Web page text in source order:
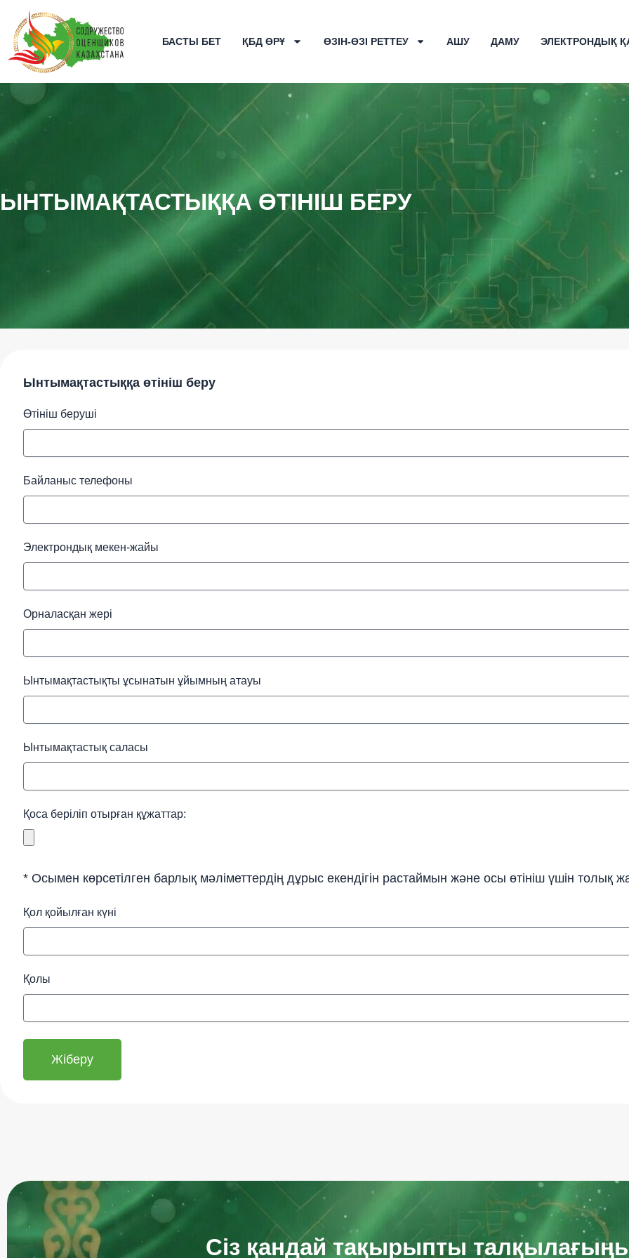
content
БАСТЫ БЕТ ҚБД ӨРҰ ӨЗІН-ӨЗІ РЕТТЕУ АШУ ДАМУ ЭЛЕКТРОНДЫҚ
ЫНТЫМАҚТАСТЫҚҚА ӨТІНІШ БЕРУ
Ынтымақтастыққа өтініш беру
Өтініш беруші
Байланыс телефоны
Электрондық мекен-жайы
Орналасқан жері
Ынтымақтастықты ұсынатын ұйымның атауы
Ынтымақтастық саласы
Қоса беріліп отырған құжаттар:
* Осымен көрсетілген барлық мәліметтердің дұрыс екендігін растаймын және осы өтініш үшін толық
Қол қойылған күні
Қолы
Жіберу
Сіз қандай тақырыпты